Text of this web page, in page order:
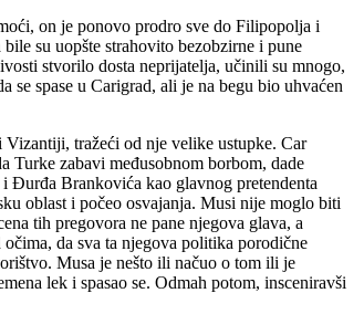
on je ponovo prodro sve do Filipopolja i
su uopšte strahovito bezobzirne i pune
stvorilo dosta neprijatelja, učinili su mnogo,
se spase u Carigrad, ali je na begu bio uhvaćen
Vizantiji, tražeći od nje velike ustupke. Car
zabavi međusobnom borbom, dade
Đurđa Brankovića kao glavnog pretendenta
oblast i počeo osvajanja. Musi nije moglo biti
tih pregovora ne pane njegova glava, a
da sva ta njegova politika porodične
Musa je nešto ili načuo o tom ili je
lek i spasao se. Odmah potom, insceniravši